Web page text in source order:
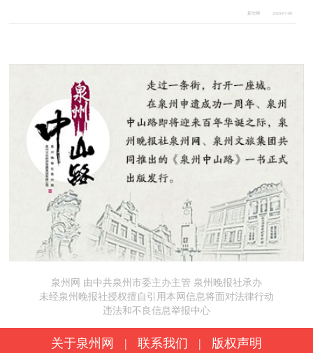
新华网 2024-07-08
泉州网 由中共泉州市委主办主管 泉州晚报社承办
未经泉州晚报社授权擅自引用本网信息将面对法律行动
违法和不良信息举报中心
关于泉州网 | 联系我们 | 版权声明